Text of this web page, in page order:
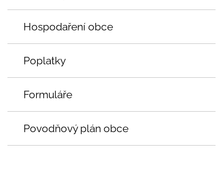
Hospodaření obce
Poplatky
Formuláře
Povodňový plán obce